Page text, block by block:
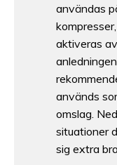
användas
aktiveras
används
omslag.
situationer
sig extra